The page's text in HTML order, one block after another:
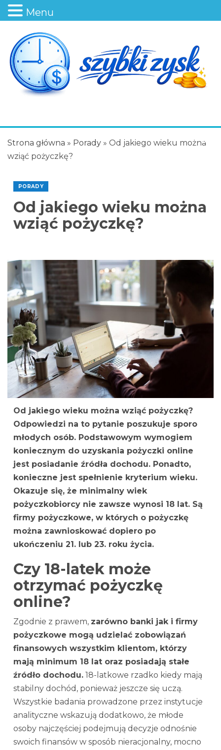
Strona główna » Porady » Od jakiego wieku można
wziąć pożyczkę?
PORADY
Od jakiego wieku można
wziąć pożyczkę?
Od jakiego wieku można wziąć pożyczkę?
Odpowiedzi na to pytanie poszukuje sporo
młodych osób. Podstawowym wymogiem
koniecznym do uzyskania pożyczki online
jest posiadanie źródła dochodu. Ponadto,
konieczne jest spełnienie kryterium wieku.
Okazuje się, że minimalny wiek
pożyczkobiorcy nie zawsze wynosi 18 lat. Są
firmy pożyczkowe, w których o pożyczkę
można zawnioskować dopiero po
ukończeniu 21. lub 23. roku życia.
Czy 18-latek może
otrzymać pożyczkę
online?
Zgodnie z prawem, zarówno banki jak i firmy
pożyczkowe mogą udzielać zobowiązań
finansowych wszystkim klientom, którzy
mają minimum 18 lat oraz posiadają stałe
źródło dochodu. 18-latkowe rzadko kiedy mają
stabilny dochód, ponieważ jeszcze się uczą.
Wszystkie badania prowadzone przez instytucje
analityczne wskazują dodatkowo, że młode
osoby najczęściej podejmują decyzje odnośnie
swoich finansów w sposób nieracjonalny, mocno
Menu